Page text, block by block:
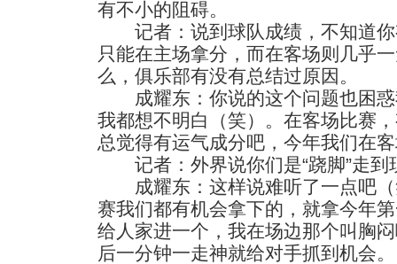
有不小的阻碍。
记者：说到球队成绩，不知道你
只能在主场拿分，而在客场则几乎
么，俱乐部有没有总结过原因。
成耀东：你说的这个问题也困惑
我都想不明白（笑）。在客场比赛
总觉得有运气成分吧，今年我们在
记者：外界说你们是“跷脚”走到
成耀东：这样说难听了一点吧（
赛我们都有机会拿下的，就拿今年
给人家进一个，我在场边那个叫胸
后一分钟一走神就给对手抓到机会。